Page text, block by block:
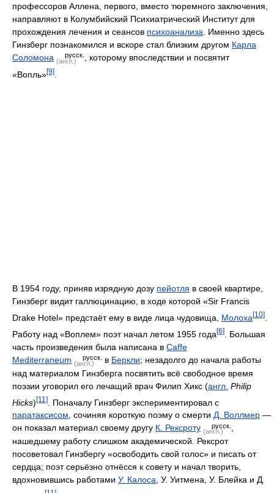
профессоров Аллена, первого, вместо тюремного заключения,
направляют в Колумбийский Психиатрический Институт для
прохождения лечения и сеансов психоанализа . Именно здесь
Гинзберг познакомился и вскоре стал близким другом Карла
Соломона (англ.)
русск.
, которому впоследствии и посвятит
«Вопль»[9]
В 1954 году, приняв изрядную дозу пейотля в своей квартире,
Гинзберг видит галлюцинацию, в ходе которой «Sir Francis
Drake Hotel» предстаёт ему в виде лица чудовища, Молоха [10]
Работу над «Воплем» поэт начал летом 1955 года[6]
. Большая
часть произведения была написана в Caffe
Mediterraneum (англ.)
русск. в Беркли; незадолго до начала работы
над материалом Гинзберга посвятить всё свободное время
поэзии уговорил его лечащий врач Филип Хикс (англ. Philip
Hicks)[11]
. Поначалу Гинзберг экспериментировал с
паратаксисом , сочиняя короткую поэму о смерти Д. Воллмер —
он показал материал своему другу К. Рексроту (англ.)
русск.
нашедшему работу слишком академической. Рексрот
посоветовал Гинзбергу «освободить свой голос» и писать от
сердца; поэт серьёзно отнёсся к совету и начал творить,
вдохновившись работами У. Калоса , У. Уитмена, У. Блейка и Д.